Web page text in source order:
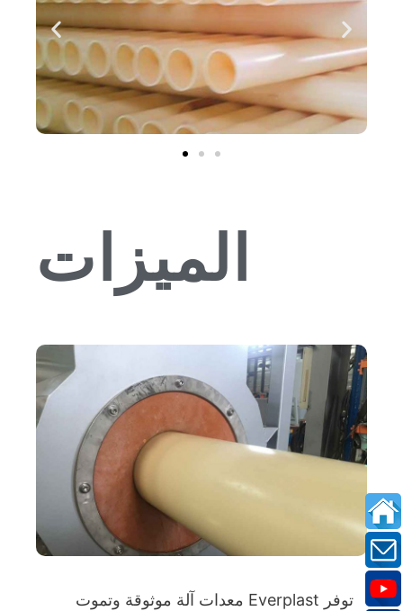
الميزات
توفر Everplast معدات آلة موثوقة وتموت